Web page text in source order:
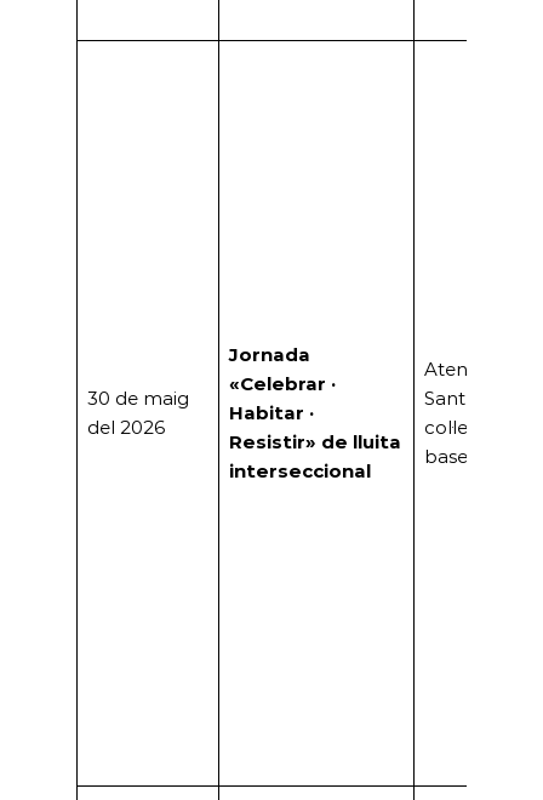
30 de maig
del 2026
Jornada
«Celebrar ·
Habitar ·
Resistir» de lluita
interseccional
Ateneu
Santboià i
col·lectius de
base